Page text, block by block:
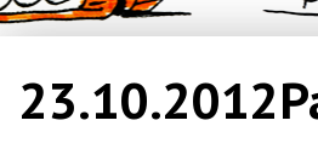
23.10.2012